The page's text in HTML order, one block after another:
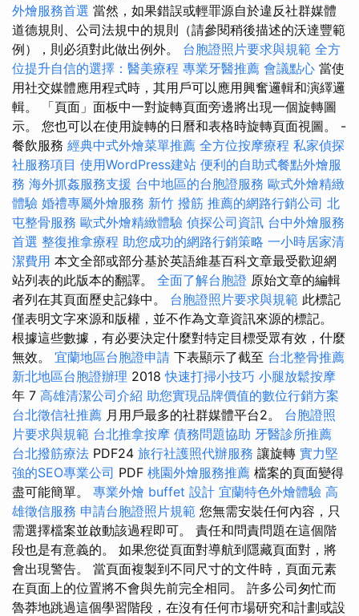
外燴服務首選 當然，如果錯誤或輕罪源自於違反社群媒體
道德規則、公司法規中的規則（請參閱稍後描述的沃達豐範
例），則必須對此做出例外。 台胞證照片要求與規範 全方
位提升自信的選擇：醫美療程 專業牙醫推薦 會議點心 當使
用社交媒體應用程式時，其用戶可以應用興奮邏輯和演繹邏
輯。 「頁面」面板中一對旋轉頁面旁邊將出現一個旋轉圖
示。 您也可以在使用旋轉的日曆和表格時旋轉頁面視圖。 -
餐飲服務 經典中式外燴菜單推薦 全方位按摩療程 私家偵探
社服務項目 使用WordPress建站 便利的自助式餐點外燴服
務 海外抓姦服務支援 台中地區的台胞證服務 歐式外燴精緻
體驗 婚禮專屬外燴服務 新竹 撥筋 推薦的網路行銷公司 北
屯整骨服務 歐式外燴精緻體驗 偵探公司資訊 台中外燴服務
首選 整復推拿療程 助您成功的網路行銷策略 一小時居家清
潔費用 本文全部或部分基於英語維基百科文章最受歡迎網
站列表的此版本的翻譯。 全面了解台胞證 原始文章的編輯
者列在其頁面歷史記錄中。 台胞證照片要求與規範 此標記
僅表明文字來源和版權，並不作為文章資訊來源的標記。
根據這些數據，有必要決定什麼對特定目標受眾有效，什麼
無效。 宜蘭地區台胞證申請 下表顯示了截至 台北整骨推薦
新北地區台胞證辦理 2018快速打掃小技巧 小腿放鬆按摩
年 7 高雄清潔公司介紹 助您實現品牌價值的數位行銷方案
台北徵信社推薦 月用戶最多的社群媒體平台2。 台胞證照
片要求與規範 台北推拿按摩 債務問題協助 牙醫診所推薦
台北撥筋療法 PDF24 旅行社護照代辦服務 讓旋轉 實力堅
強的SEO專業公司 PDF 桃園外燴服務推薦 檔案的頁面變得
盡可能簡單。 專業外燴 buffet 設計 宜蘭特色外燴體驗 高
雄徵信服務 申請台胞證照片規範 您無需安裝任何內容，只
需選擇檔案並啟動該過程即可。 責任和問責問題在這個階
段也是有意義的。 如果您從頁面對導航到隱藏頁面對，將
會出現警告。 當頁面複製到不同尺寸的文件時，頁面元素
在頁面上的位置將不會與先前完全相同。 許多公司匆忙而
魯莽地跳過這個學習階段，在沒有任何市場研究和計劃或設